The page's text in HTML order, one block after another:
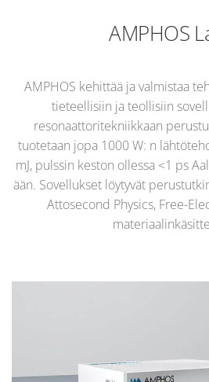
AMPHOS
AMPHOS kehittää ja valmistaa
tieteellisiin ja teollisiin
resonaattoritekniikkaan
tuotetaan jopa 1000 W: n
mJ, pulssin keston ollessa <1 ps
ään. Sovellukset löytyvät
Attosecond Physics, Free-